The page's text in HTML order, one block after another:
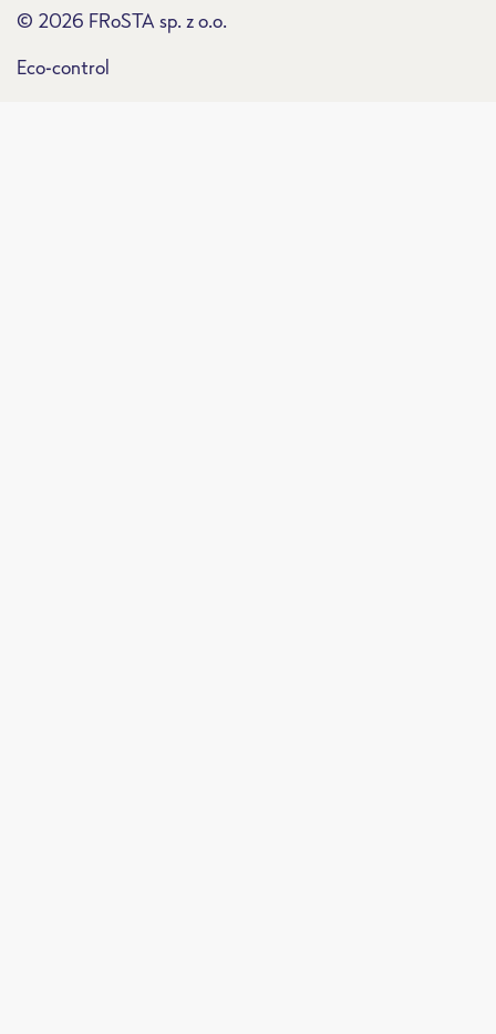
© 2026 FRoSTA sp. z o.o.
Eco-control